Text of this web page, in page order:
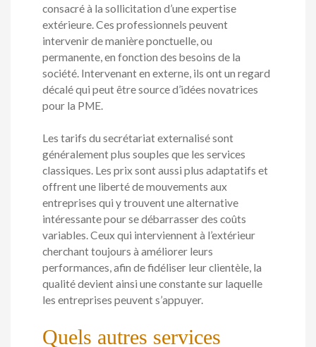
consacré à la sollicitation d’une expertise
extérieure. Ces professionnels peuvent
intervenir de manière ponctuelle, ou
permanente, en fonction des besoins de la
société. Intervenant en externe, ils ont un regard
décalé qui peut être source d’idées novatrices
pour la PME.
Les tarifs du secrétariat externalisé sont
généralement plus souples que les services
classiques. Les prix sont aussi plus adaptatifs et
offrent une liberté de mouvements aux
entreprises qui y trouvent une alternative
intéressante pour se débarrasser des coûts
variables. Ceux qui interviennent à l’extérieur
cherchant toujours à améliorer leurs
performances, afin de fidéliser leur clientèle, la
qualité devient ainsi une constante sur laquelle
les entreprises peuvent s’appuyer.
Quels autres services